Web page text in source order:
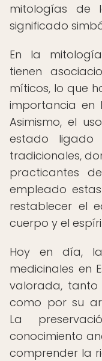
mitologías de
significado
En la
tienen
míticos, lo que
importancia en
Asimismo, el
estado
tradicionales,
practicantes
empleado
restablecer el
cuerpo y el
Hoy en día,
medicinales en
valorada,
como por su
La
conocimiento
comprender la